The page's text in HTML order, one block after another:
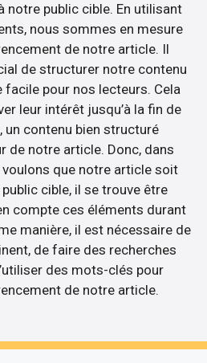
notre public cible. En utilisant
nous sommes en mesure
de notre article. Il
de structurer notre contenu
facile pour nos lecteurs. Cela
leur intérêt jusqu’à la fin de
un contenu bien structuré
de notre article. Donc, dans
voulons que notre article soit
cible, il se trouve être
compte ces éléments durant
manière, il est nécessaire de
de faire des recherches
des mots-clés pour
de notre article.